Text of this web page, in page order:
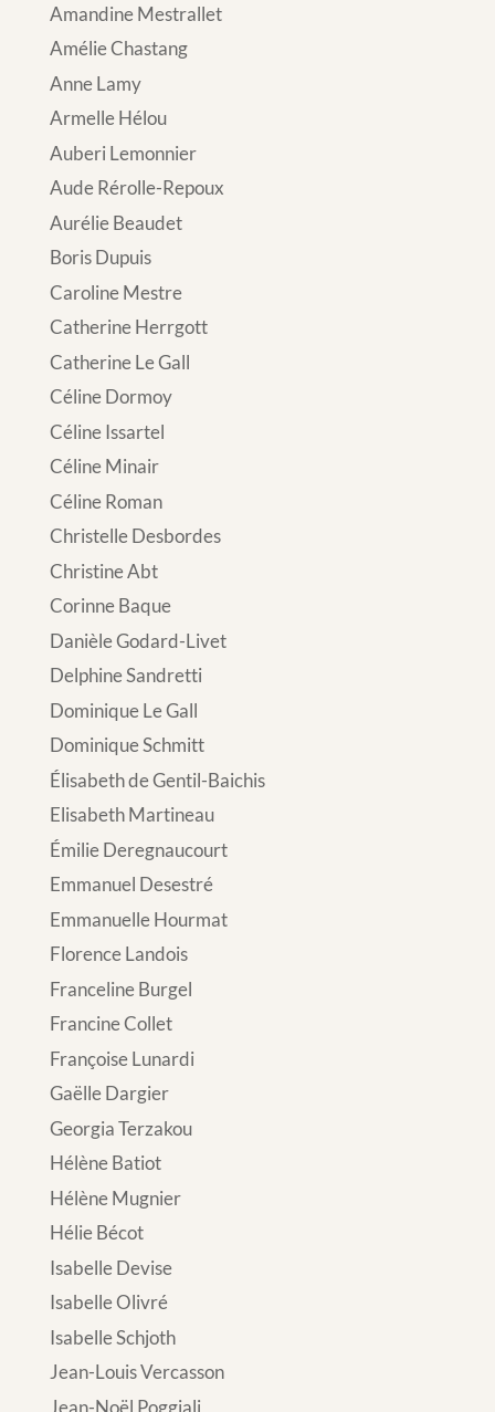
Amandine Mestrallet
Amélie Chastang
Anne Lamy
Armelle Hélou
Auberi Lemonnier
Aude Rérolle-Repoux
Aurélie Beaudet
Boris Dupuis
Caroline Mestre
Catherine Herrgott
Catherine Le Gall
Céline Dormoy
Céline Issartel
Céline Minair
Céline Roman
Christelle Desbordes
Christine Abt
Corinne Baque
Danièle Godard-Livet
Delphine Sandretti
Dominique Le Gall
Dominique Schmitt
Élisabeth de Gentil-Baichis
Elisabeth Martineau
Émilie Deregnaucourt
Emmanuel Desestré
Emmanuelle Hourmat
Florence Landois
Franceline Burgel
Francine Collet
Françoise Lunardi
Gaëlle Dargier
Georgia Terzakou
Hélène Batiot
Hélène Mugnier
Hélie Bécot
Isabelle Devise
Isabelle Olivré
Isabelle Schjoth
Jean-Louis Vercasson
Jean-Noël Poggiali